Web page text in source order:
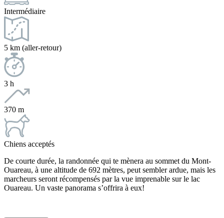
Intermédiaire
5 km (aller-retour)
3 h
370 m
Chiens acceptés
De courte durée, la randonnée qui te mènera au sommet du Mont-
Ouareau, à une altitude de 692 mètres, peut sembler ardue, mais les
marcheurs seront récompensés par la vue imprenable sur le lac
Ouareau. Un vaste panorama s’offrira à eux!